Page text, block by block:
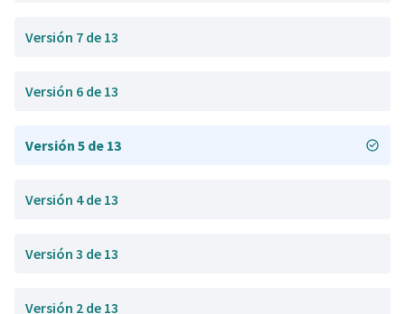
Versión 7 de 13
Versión 6 de 13
Versión 5 de 13
Versión 4 de 13
Versión 3 de 13
Versión 2 de 13